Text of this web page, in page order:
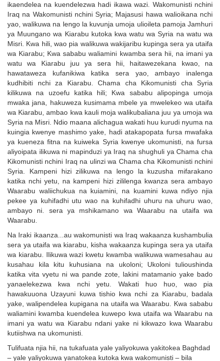
ikaendelea na kuendelezwa hadi ikawa wazi. Wakomunisti nchini
Iraq na Wakomunisti nchini Syria; Majasusi hawa walioikana nchi
yao, walikuwa na lengo la kuvunja umoja ulioileta pamoja Jamhuri
ya Muungano wa Kiarabu kutoka kwa watu wa Syria na watu wa
Misri. Kwa hili, wao pia walikuwa wakijaribu kupinga sera ya utaifa
wa Kiarabu; Kwa sababu waliamini kwamba sera hii, na imani ya
watu wa Kiarabu juu ya sera hii, haitawezekana kwao, na
hawataweza kufanikiwa katika sera yao, ambayo inalenga
kudhibiti nchi za Kiarabu. Chama cha Kikomunisti cha Syria
kilikuwa na uzoefu katika hili; Kwa sababu alipopinga umoja
mwaka jana, hakuweza kusimama mbele ya mwelekeo wa utaifa
wa Kiarabu, ambao kwa kauli moja walikubaliana juu ya umoja wa
Syria na Misri. Ndio maana alichagua wakati huu kurudi nyuma na
kuingia kwenye mashimo yake, hadi atakapopata fursa mwafaka
ya kueneza fitna na kuiweka Syria kwenye ukomunisti, na fursa
aliyoipata ilikuwa ni mapinduzi ya Iraq na shughuli ya Chama cha
Kikomunisti nchini Iraq na ulinzi wa Chama cha Kikomunisti nchini
Syria. Kampeni hizi zilikuwa na lengo la kuzusha mifarakano
katika nchi yetu, na kampeni hizi zililenga kwanza sera ambayo
Waarabu waliichukua na kuiamini, na kuamini kuwa ndiyo njia
pekee ya kuhifadhi utu wao na kuhifadhi uhuru na uhuru wao,
ambayo ni. sera ya mshikamano wa Waarabu na utaifa wa
Waarabu.
Na Iraki ikaanza...au wakomunisti wa Iraq wakaanza kushambulia
sera ya utaifa wa kiarabu, kisha wakaanza kupinga sera ya utaifa
wa kiarabu. Ilikuwa wazi kwetu kwamba walikuwa wamesahau au
kusahau kila kitu kuhusiana na ukoloni; Ukoloni tulioushinda
katika vita vyetu ni wa pande zote, lakini matamanio yake bado
yanaelekezwa kwa nchi yetu. Wakati huo huo, wao pia
hawakuuona Uzayuni kuwa tishio kwa nchi za Kiarabu, badala
yake, walipendelea kupigana na utaifa wa Waarabu. Kwa sababu
waliamini kwamba kuendelea kuwepo kwa utaifa wa Waarabu na
imani ya watu wa Kiarabu ndani yake ni kikwazo kwa Waarabu
kutiishwa na ukomunisti.
Tulifuata njia hii, na tukafuata yale yaliyokuwa yakitokea Baghdad
– yale yaliyokuwa yanatokea kutoka kwa wakomunisti – bila